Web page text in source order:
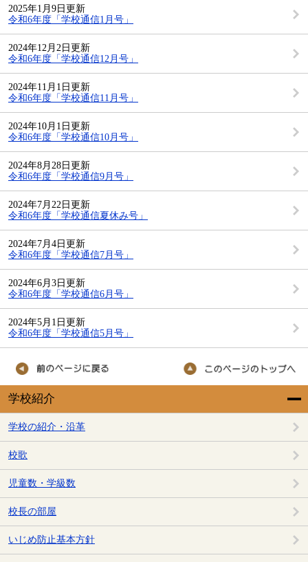
学校紹介
学校の紹介・沿革
校歌
児童数・学級数
校長の部屋
いじめ防止基本方針
2025年1月9日更新
令和6年度「学校通信1月号」
2024年12月2日更新
令和6年度「学校通信12月号」
2024年11月1日更新
令和6年度「学校通信11月号」
2024年10月1日更新
令和6年度「学校通信10月号」
2024年8月28日更新
令和6年度「学校通信9月号」
2024年7月22日更新
令和6年度「学校通信夏休み号」
2024年7月4日更新
令和6年度「学校通信7月号」
2024年6月3日更新
令和6年度「学校通信6月号」
2024年5月1日更新
令和6年度「学校通信5月号」